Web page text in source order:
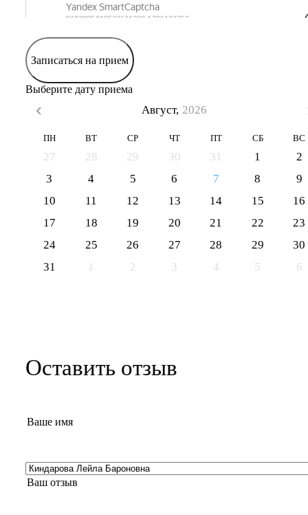
Записаться на прием
Выберите дату приема
Август, 2026
ПН ВТ СР ЧТ ПТ СБ ВС
27 28 29 30 31 1
2
3
4 5 6 7 8
9
10
11 12 13 14 15
16
17
18 19 20 21 22
23
24
25 26 27 28 29
30
31
1 2 3 4 5 6
Оставить отзыв